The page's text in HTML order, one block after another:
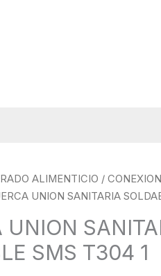
ALIMENTICIO /
UNION SANITARIA
UNION
SMS T304 1